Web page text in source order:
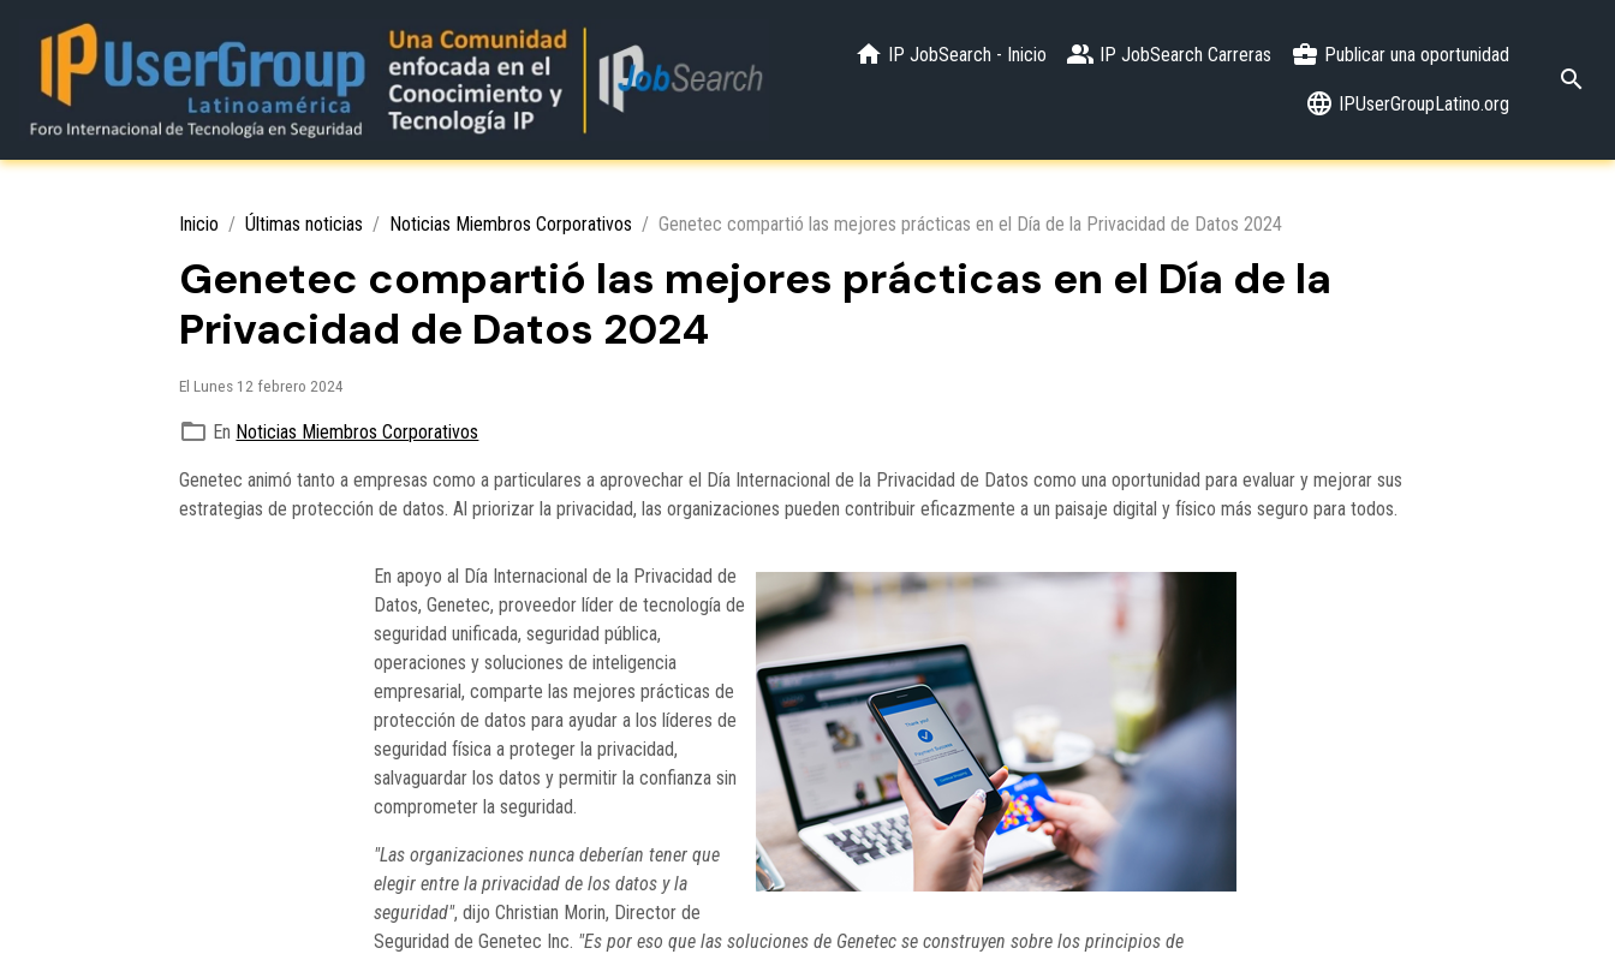
IP JobSearch - Inicio IP JobSearch Carreras Publicar una oportunidad
IPUserGroupLatino.org
Inicio Últimas noticias Noticias Miembros Corporativos Genetec compartió las mejores prácticas en el Día de la Privacidad de Datos 2024
Genetec compartió las mejores prácticas en el Día de la
Privacidad de Datos 2024
El Lunes 12 febrero 2024
En Noticias Miembros Corporativos
Genetec animó tanto a empresas como a particulares a aprovechar el Día Internacional de la Privacidad de Datos como una oportunidad para evaluar y mejorar sus
estrategias de protección de datos. Al priorizar la privacidad, las organizaciones pueden contribuir eficazmente a un paisaje digital y físico más seguro para todos.
En apoyo al Día Internacional de la Privacidad de
Datos, Genetec, proveedor líder de tecnología de
seguridad unificada, seguridad pública,
operaciones y soluciones de inteligencia
empresarial, comparte las mejores prácticas de
protección de datos para ayudar a los líderes de
seguridad física a proteger la privacidad,
salvaguardar los datos y permitir la confianza sin
comprometer la seguridad.
"Las organizaciones nunca deberían tener que
elegir entre la privacidad de los datos y la
seguridad", dijo Christian Morin, Director de
Seguridad de Genetec Inc. "Es por eso que las soluciones de Genetec se construyen sobre los principios de